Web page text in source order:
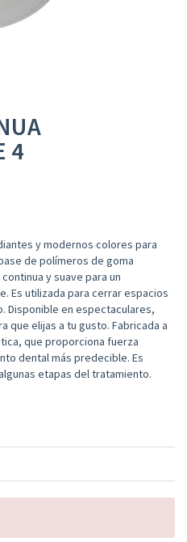
4
y modernos colores para
de polímeros de goma
y suave para un
Es utilizada para cerrar espacios
Disponible en espectaculares,
que elijas a tu gusto. Fabricada a
que proporciona fuerza
dental más predecible. Es
etapas del tratamiento.